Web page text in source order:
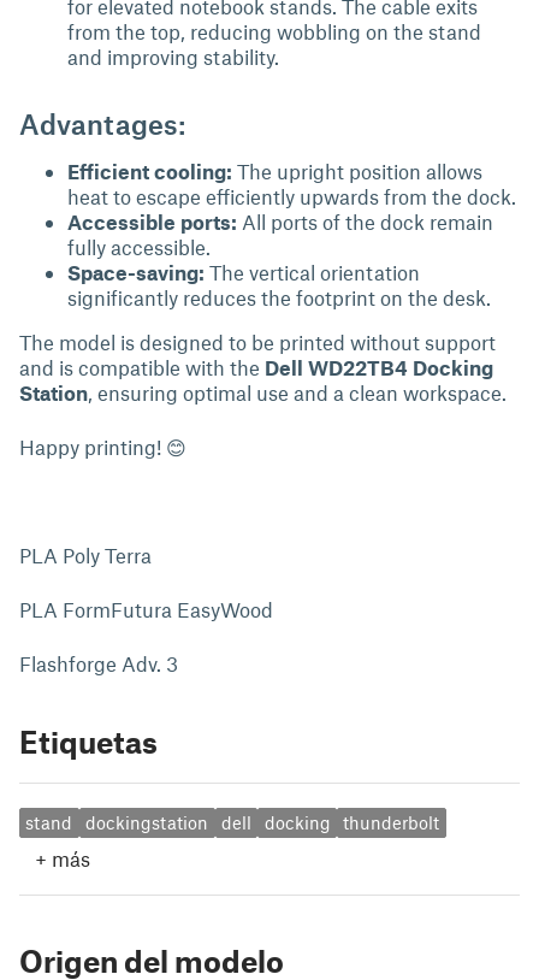
for elevated notebook stands. The cable exits
from the top, reducing wobbling on the stand
and improving stability.
Advantages:
Efficient cooling: The upright position allows
heat to escape efficiently upwards from the dock.
Accessible ports: All ports of the dock remain
fully accessible.
Space-saving: The vertical orientation
significantly reduces the footprint on the desk.
The model is designed to be printed without support
and is compatible with the Dell WD22TB4 Docking
Station, ensuring optimal use and a clean workspace.
Happy printing! 😊
PLA Poly Terra
PLA FormFutura EasyWood
Flashforge Adv. 3
Etiquetas
stand dockingstation dell docking thunderbolt
+ más
Origen del modelo